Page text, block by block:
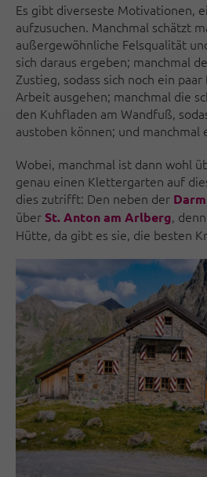
Es gibt diverseste Motivationen,
aufzusuchen. Manchmal schätzt
außergewöhnliche Felsqualität
sich daraus ergeben; manchmal
Zustieg, sodass sich noch ein
Arbeit ausgehen; manchmal die
den Kuhfladen am Wandfuß,
austoben können; und manchmal
Wobei, manchmal ist dann wohl
genau einen Klettergarten auf
dies zutrifft: Den neben der
über St. Anton am Arlberg,
Hütte, da gibt es sie, die besten